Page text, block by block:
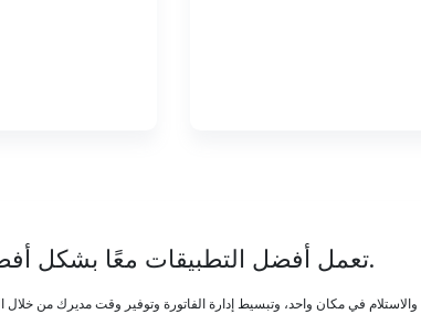
تعمل أفضل التطبيقات معًا بشكل أفضل.